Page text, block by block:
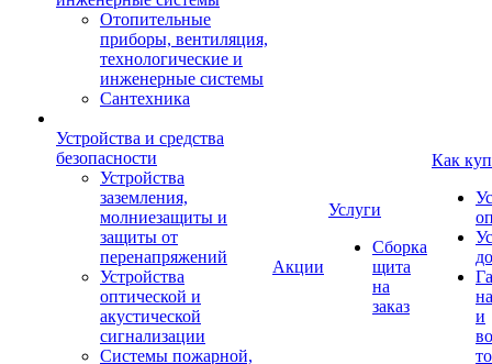
Отопительные
приборы, вентиляция,
технологические и
инженерные системы
Сантехника
Устройства и средства
безопасности
Устройства
заземления,
молниезащиты и
защиты от
перенапряжений
Устройства
оптической и
акустической
сигнализации
Системы пожарной,
Акции
Услуги
Сборка
щита
на
заказ
Как
и